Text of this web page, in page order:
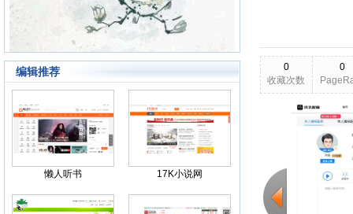
编辑推荐
懒人听书 17K小说网
0
收藏次数
0
2026-02-20
更新日期